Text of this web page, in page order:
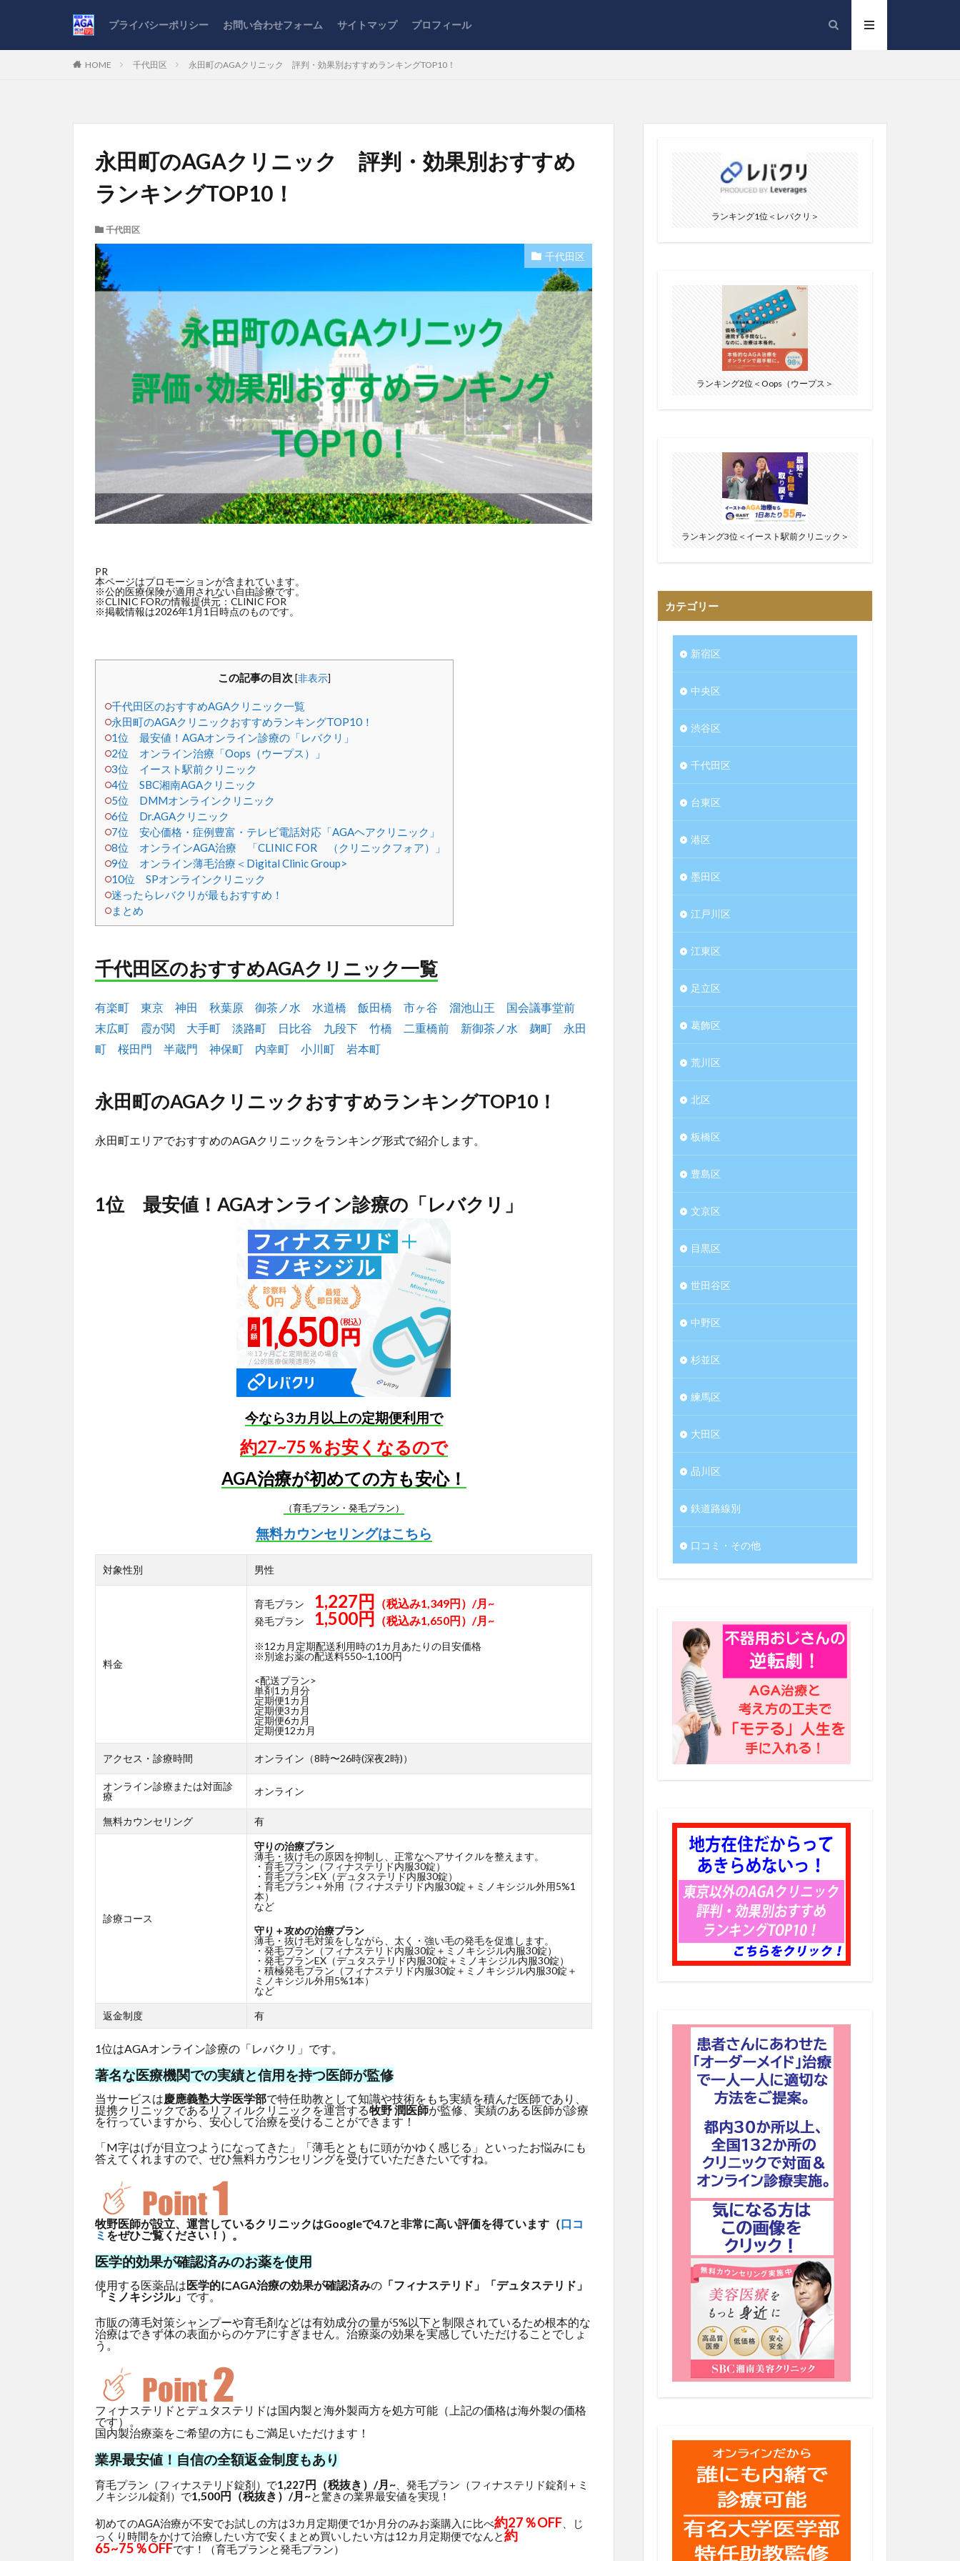
プライバシーポリシー お問い合わせフォーム サイトマップ プロフィール
HOME 千代田区 永田町のAGAクリニック 評判・効果別おすすめランキングTOP10！
永田町のAGAクリニック 評判・効果別おすすめ
ランキングTOP10！
千代田区
千代田区
PR
本ページはプロモーションが含まれています。
※公的医療保険が適用されない自由診療です。
※CLINIC FORの情報提供元：CLINIC FOR
※掲載情報は2026年1月1日時点のものです。
この記事の目次 [非表示]
千代田区のおすすめAGAクリニック一覧
永田町のAGAクリニックおすすめランキングTOP10！
1位 最安値！AGAオンライン診療の「レバクリ」
2位 オンライン治療「Oops（ウープス）」
3位 イースト駅前クリニック
4位 SBC湘南AGAクリニック
5位 DMMオンラインクリニック
6位 Dr.AGAクリニック
7位 安心価格・症例豊富・テレビ電話対応「AGAヘアクリニック」
8位 オンラインAGA治療 「CLINIC FOR （クリニックフォア）」
9位 オンライン薄毛治療＜Digital Clinic Group>
10位 SPオンラインクリニック
迷ったらレバクリが最もおすすめ！
まとめ
千代田区のおすすめAGAクリニック一覧
有楽町 東京 神田 秋葉原 御茶ノ水 水道橋 飯田橋 市ヶ谷 溜池山王
国会議事堂前
末広町
霞が関 大手町 淡路町 日比谷 九段下 竹橋 二重橋前 新御茶ノ水 麹町
永田
町
桜田門 半蔵門 神保町 内幸町 小川町 岩本町
永田町のAGAクリニックおすすめランキングTOP10！
永田町エリアでおすすめのAGAクリニックをランキング形式で紹介します。
1位 最安値！AGAオンライン診療の「レバクリ」
今なら3カ月以上の定期便利用で
約27~75％お安くなるので
AGA治療が初めての方も安心！
（育毛プラン・発毛プラン）
無料カウンセリングはこちら
対象性別 男性
料金
育毛プラン 1,227円 （税込み1,349円）/月~
発毛プラン 1,500円 （税込み1,650円）/月~
※12カ月定期配送利用時の1カ月あたりの目安価格
※別途お薬の配送料550~1,100円
<配送プラン>
単剤1カ月分
定期便1カ月
定期便3カ月
定期便6カ月
定期便12カ月
アクセス・診療時間 オンライン（8時〜26時(深夜2時)）
オンライン診療または対面診
療
オンライン
無料カウンセリング 有
診療コース
守りの治療プラン
薄毛・抜け毛の原因を抑制し、正常なヘアサイクルを整えます。
・育毛プラン（フィナステリド内服30錠）
・育毛プランEX（デュタステリド内服30錠）
・育毛プラン＋外用（フィナステリド内服30錠＋ミノキシジル外用5%1
本）
など
守り＋攻めの治療プラン
薄毛・抜け毛対策をしながら、太く・強い毛の発毛を促進します。
・発毛プラン（フィナステリド内服30錠＋ミノキシジル内服30錠）
・発毛プランEX（デュタステリド内服30錠＋ミノキシジル内服30錠）
・積極発毛プラン（フィナステリド内服30錠＋ミノキシジル内服30錠＋
ミノキシジル外用5%1本）
など
返金制度 有
1位はAGAオンライン診療の「レバクリ」です。
著名な医療機関での実績と信用を持つ医師が監修
当サービスは慶應義塾大学医学部で特任助教として知識や技術をもち実績を積んだ医師であり、
提携クリニックであるリフィルクリニックを運営する牧野 潤医師が監修、実績のある医師が診療
を行っていますから、安心して治療を受けることができます！
「M字はげが目立つようになってきた」「薄毛とともに頭がかゆく感じる」といったお悩みにも
答えてくれますので、ぜひ無料カウンセリングを受けていただきたいですね。
牧野医師が設立、運営しているクリニックはGoogleで4.7と非常に高い評価を得ています（口コ
ミ をぜひご覧ください！）。
医学的効果が確認済みのお薬を使用
使用する医薬品は医学的にAGA治療の効果が確認済みの 「フィナステリド」「デュタステリド」
「ミノキシジル」 です。
市販の薄毛対策シャンプーや育毛剤などは有効成分の量が5%以下と制限されているため根本的な
治療はできず体の表面からのケアにすぎません。治療薬の効果を実感していただけることでしょ
う。
フィナステリドとデュタステリドは国内製と海外製両方を処方可能（上記の価格は海外製の価格
です）。
国内製治療薬をご希望の方にもご満足いただけます！
業界最安値！自信の全額返金制度もあり
育毛プラン（フィナステリド錠剤）で1,227円（税抜き）/月~ 、発毛プラン（フィナステリド錠剤＋ミ
ノキシジル錠剤）で1,500円（税抜き）/月~と驚きの業界最安値を実現！
初めてのAGA治療が不安でお試しの方は3カ月定期便で1か月分のみお薬購入に比べ約27％OFF 、じ
っくり時間をかけて治療したい方で安くまとめ買いしたい方は12カ月定期便でなんと約
65~75％OFFです！（育毛プランと発毛プラン）
ランキング1位＜レバクリ＞
ランキング2位＜Oops（ウープス＞
ランキング3位＜イースト駅前クリニック＞
カテゴリー
新宿区
中央区
渋谷区
千代田区
台東区
港区
墨田区
江戸川区
江東区
足立区
葛飾区
荒川区
北区
板橋区
豊島区
文京区
目黒区
世田谷区
中野区
杉並区
練馬区
大田区
品川区
鉄道路線別
口コミ・その他